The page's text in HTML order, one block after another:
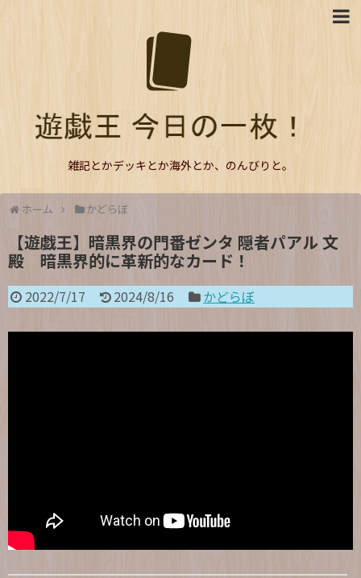
雑記とかデッキとか海外とか、のんびりと。
ホーム かどらぼ
【遊戯王】暗黒界の門番ゼンタ 隠者パアル 文
殿 暗黒界的に革新的なカード！
2022/7/17 2024/8/16 かどらぼ